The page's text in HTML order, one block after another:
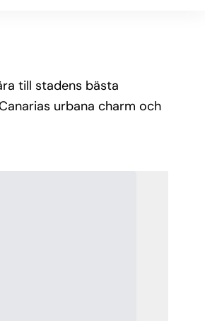
till stadens bästa
urbana charm och